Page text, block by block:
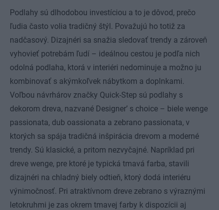
Podlahy sú dlhodobou investíciou a to je dôvod, prečo
ľudia často volia tradičný štýl. Považujú ho totiž za
nadčasový. Dizajnéri sa snažia sledovať trendy a zároveň
vyhovieť potrebám ľudí – ideálnou cestou je podľa nich
odolná podlaha, ktorá v interiéri nedominuje a možno ju
kombinovať s akýmkoľvek nábytkom a doplnkami.
Voľbou návrhárov značky Quick-Step sú podlahy s
dekorom dreva, nazvané Designer’ s choice – biele wenge
passionata, dub oassionata a zebrano passionata, v
ktorých sa spája tradičná inšpirácia drevom a moderné
trendy. Sú klasické, a pritom nezvyčajné. Napríklad pri
dreve wenge, pre ktoré je typická tmavá farba, stavili
dizajnéri na chladný biely odtieň, ktorý dodá interiéru
výnimočnosť. Pri atraktívnom dreve zebrano s výraznými
letokruhmi je zas okrem tmavej farby k dispozícii aj